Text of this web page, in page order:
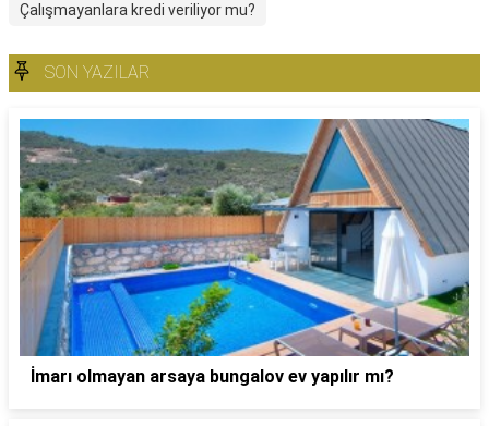
Çalışmayanlara kredi veriliyor mu?
SON YAZILAR
İmarı olmayan arsaya bungalov ev yapılır mı?